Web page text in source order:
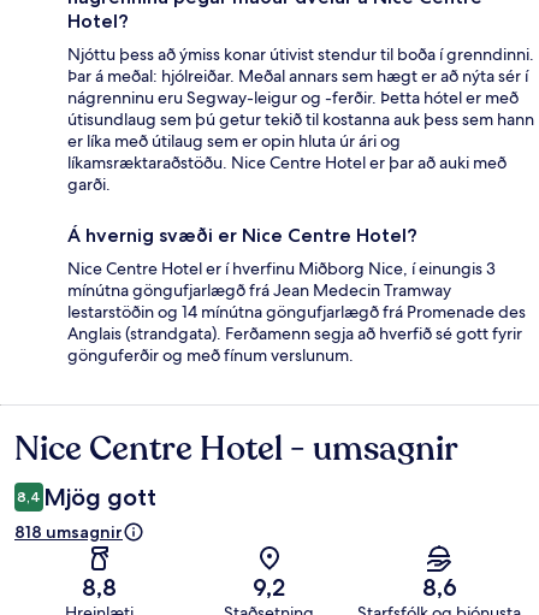
Hotel?
Njóttu þess að ýmiss konar útivist stendur til boða í grenndinni.
Þar á meðal: hjólreiðar. Meðal annars sem hægt er að nýta sér í
nágrenninu eru Segway-leigur og -ferðir. Þetta hótel er með
útisundlaug sem þú getur tekið til kostanna auk þess sem hann
er líka með útilaug sem er opin hluta úr ári og
líkamsræktaraðstöðu. Nice Centre Hotel er þar að auki með
garði.
Á hvernig svæði er Nice Centre Hotel?
Nice Centre Hotel er í hverfinu Miðborg Nice, í einungis 3
mínútna göngufjarlægð frá Jean Medecin Tramway
lestarstöðin og 14 mínútna göngufjarlægð frá Promenade des
Anglais (strandgata). Ferðamenn segja að hverfið sé gott fyrir
gönguferðir og með fínum verslunum.
Umsagnir
Nice Centre Hotel - umsagnir
8,4 Mjög gott
818 umsagnir
8,8 9,2 8,6